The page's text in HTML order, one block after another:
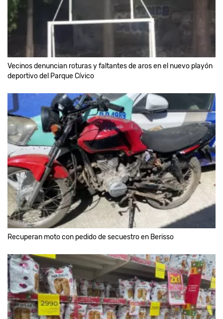
Vecinos denuncian roturas y faltantes de aros en el nuevo playón
deportivo del Parque Cívico
Recuperan moto con pedido de secuestro en Berisso